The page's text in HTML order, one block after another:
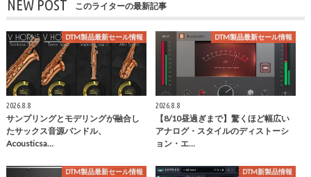
NEW POST このライターの最新記事
DTM製品最新セール情報
2026.8.8
サンプリングとモデリングが融合し
たサックス音源バンドル、
Acousticsa…
DTM製品最新セール情報
2026.8.8
【8/10昼過ぎまで】驚くほど幅広い
アナログ・スタイルのディストーシ
ョン・エ…
DTM製品最新セール情報 DTM新製品情報